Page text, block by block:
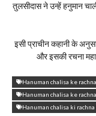
तुलसीदास ने उन्हें हनुमान
इसी प्राचीन कहानी के
और इसकी रचना
Hanuman chalisa ke
Hanuman chalisa ke
Hanuman chalisa ki